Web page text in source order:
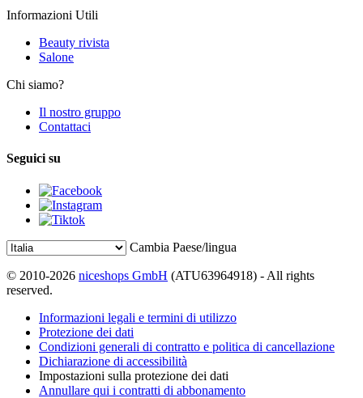
Informazioni Utili
Beauty rivista
Salone
Chi siamo?
Il nostro gruppo
Contattaci
Seguici su
Cambia Paese/lingua
© 2010-2026 niceshops GmbH (ATU63964918) - All rights
reserved.
Informazioni legali e termini di utilizzo
Protezione dei dati
Condizioni generali di contratto e politica di cancellazione
Dichiarazione di accessibilità
Impostazioni sulla protezione dei dati
Annullare qui i contratti di abbonamento